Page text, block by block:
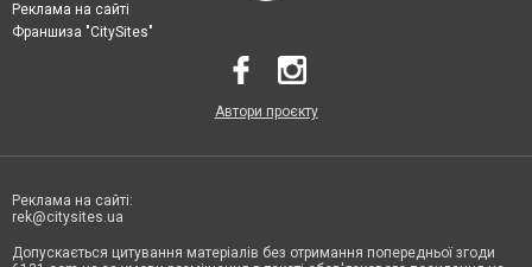
Реклама на сайті
Франшиза "CitySites"
Автори проєкту
Реклама на сайті:
rek@citysites.ua
Допускається цитування матеріалів без отримання попередньої згоди